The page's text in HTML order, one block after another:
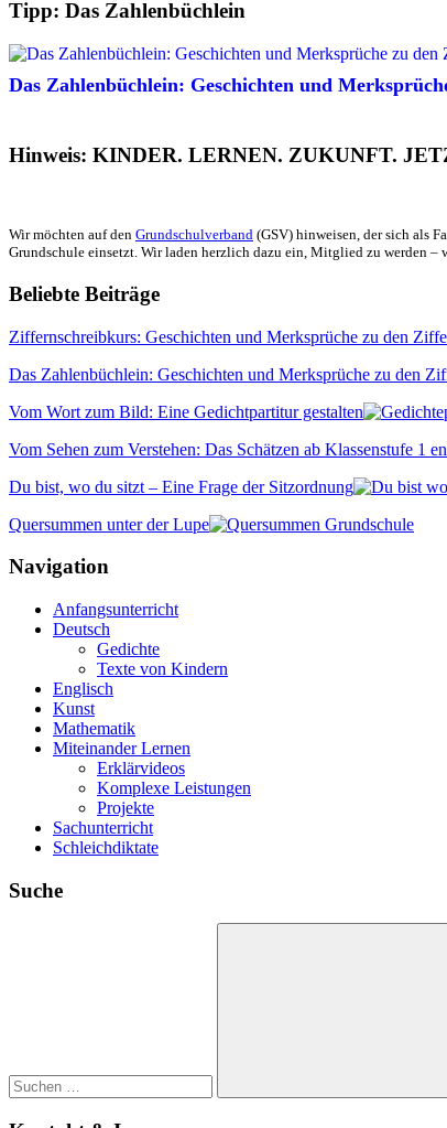
Tipp: Das Zahlenbüchlein
Das Zahlenbüchlein: Geschichten und
Hinweis: KINDER. LERNEN. ZUKUNFT.
Wir möchten auf den Grundschulverband (GSV) hinweisen, der sich als
Grundschule einsetzt. Wir laden herzlich dazu ein, Mitglied zu werden –
Beliebte Beiträge
Ziffernschreibkurs: Geschichten und Merksprüche zu den
Das Zahlenbüchlein: Geschichten und Merksprüche zu den
Vom Wort zum Bild: Eine Gedichtpartitur gestalten
Vom Sehen zum Verstehen: Das Schätzen ab Klassenstufe 1
Du bist, wo du sitzt – Eine Frage der Sitzordnung
Quersummen unter der Lupe
Navigation
Anfangsunterricht
Deutsch
Gedichte
Texte von Kindern
Englisch
Kunst
Mathematik
Miteinander Lernen
Erklärvideos
Komplexe Leistungen
Projekte
Sachunterricht
Schleichdiktate
Suche
Suchen